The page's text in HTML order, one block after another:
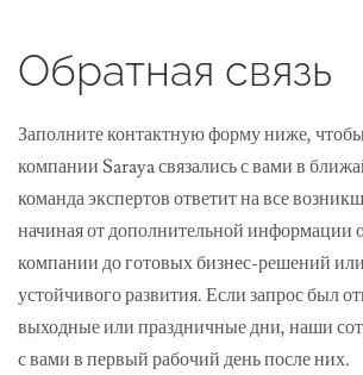
Обратная связь
Заполните контактную форму ниже,
компании Saraya связались с вами в
команда экспертов ответит на все
начиная от дополнительной информации
компании до готовых бизнес-решений
устойчивого развития. Если запрос был
выходные или праздничные дни, наши
с вами в первый рабочий день после них.